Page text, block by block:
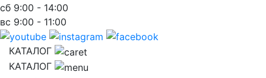
сб 9:00 - 14:00
вс 9:00 - 11:00
КАТАЛОГ
КАТАЛОГ